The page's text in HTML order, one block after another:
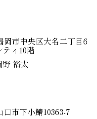
岡市中央区大名二丁目6
ィ10階
裕太
口市下小鯖10363-7